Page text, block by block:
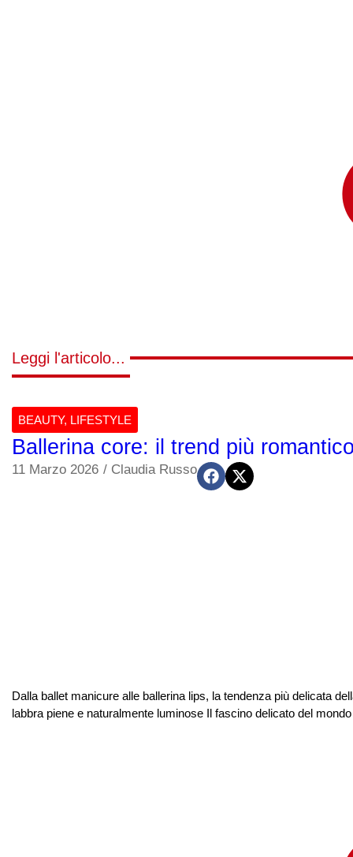
Leggi l'articolo...
BEAUTY, LIFESTYLE
Ballerina core: il trend più
11 Marzo 2026 / Claudia Russo
Dalla ballet manicure alle ballerina lips, la tendenza più delicata
labbra piene e naturalmente luminose Il fascino delicato del